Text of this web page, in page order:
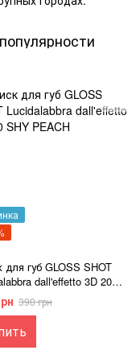
для губ GLOSS SHOT
dall'effetto 3D 20
390 грн